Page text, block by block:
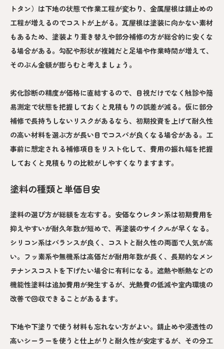
トタン）は下地の状態で作業工程が変わり、金属屋根は錆止めの
工程が増えるのでコストが上がる。瓦屋根は塗装に向かない素材
もあるため、塗装より葺き替えや部分補修の方が総合的に安くな
る場合がある。勾配や形状が複雑だと足場や作業時間が増えて、
そのぶん金額が膨らむと考えましょう。
劣化診断の精度が価格に直結するので、目視だけでなく触診や簡
易測定で状態を把握しておくと見積もりの誤差が減る。仮に部分
補修で長持ちしないリスクがあるなら、初期投資を上げて耐久性
の高い材料を選ぶ方が長い目でコスパが良くなる場合がある。工
事前に想定される補修項目をリスト化して、費用の振れ幅を把握
しておくと見積もりの比較がしやすくなりますます。
塗料の種類と単価目安
塗料の選び方が総額を左右する。安価なウレタン系は初期費用を
抑えやすいが耐久年数が短めで、再塗装のサイクルが早くなる。
シリコン系はバランスが良く、コストと耐久性の両面で人気が高
い。フッ素系や無機系は高価だが耐用年数が長く、長期的なメン
テナンスコストを下げたい場合に有利になる。遮熱や断熱などの
機能性塗料は追加費用が発生するが、光熱費の低減や室内環境の
改善で回収できることがあるます。
下地や下塗りで使う材料も忘れない方がよい。錆止めや浸透性の
高いシーラーを使うと仕上がりと耐久性が安定するが、その分工